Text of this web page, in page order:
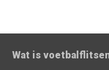
Wat is